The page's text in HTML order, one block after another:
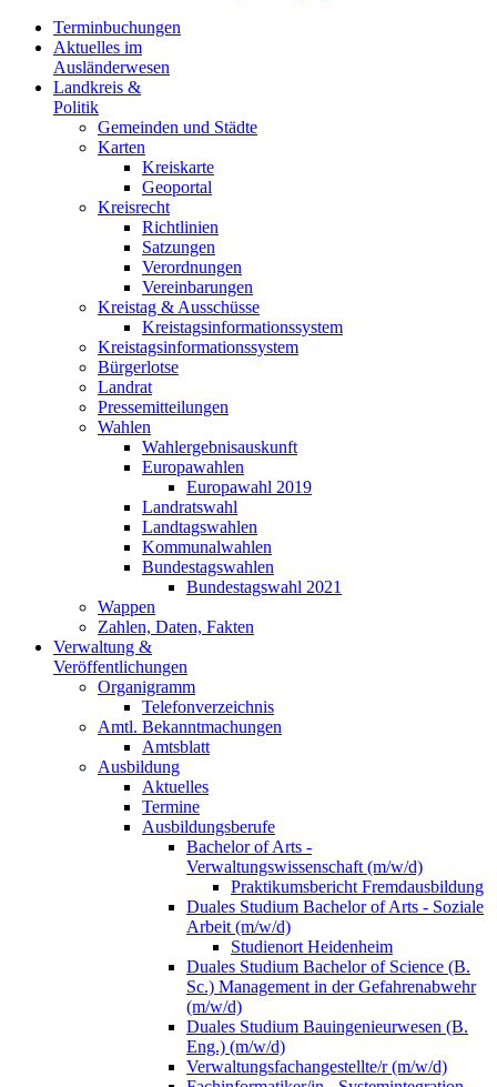
Terminbuchungen
Aktuelles im
Ausländerwesen
Landkreis &
Politik
Gemeinden und Städte
Karten
Kreiskarte
Geoportal
Kreisrecht
Richtlinien
Satzungen
Verordnungen
Vereinbarungen
Kreistag & Ausschüsse
Kreistagsinformationssystem
Kreistagsinformationssystem
Bürgerlotse
Landrat
Pressemitteilungen
Wahlen
Wahlergebnisauskunft
Europawahlen
Europawahl 2019
Landratswahl
Landtagswahlen
Kommunalwahlen
Bundestagswahlen
Bundestagswahl 2021
Wappen
Zahlen, Daten, Fakten
Verwaltung &
Veröffentlichungen
Organigramm
Telefonverzeichnis
Amtl. Bekanntmachungen
Amtsblatt
Ausbildung
Aktuelles
Termine
Ausbildungsberufe
Bachelor of Arts -
Verwaltungswissenschaft (m/w/d)
Praktikumsbericht Fremdausbildung
Duales Studium Bachelor of Arts - Soziale
Arbeit (m/w/d)
Studienort Heidenheim
Duales Studium Bachelor of Science (B.
Sc.) Management in der Gefahrenabwehr
(m/w/d)
Duales Studium Bauingenieurwesen (B.
Eng.) (m/w/d)
Verwaltungsfachangestellte/r (m/w/d)